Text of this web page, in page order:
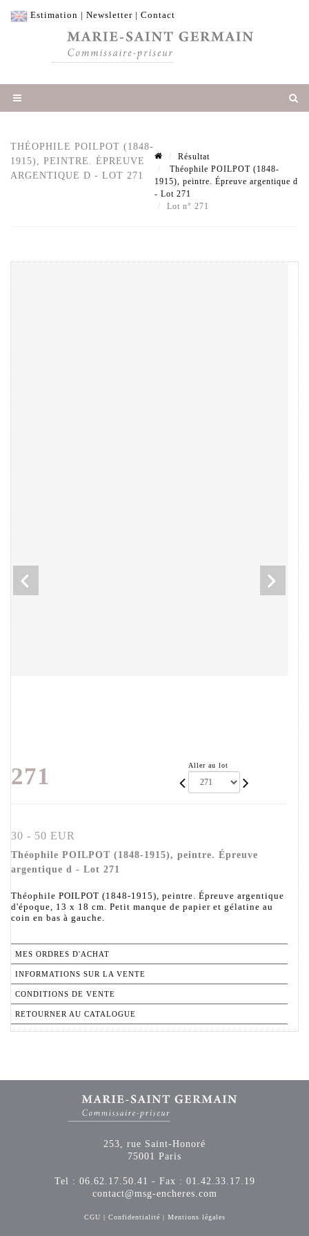
Estimation | Newsletter | Contact
THÉOPHILE POILPOT (1848-
1915), PEINTRE. ÉPREUVE
ARGENTIQUE D - LOT 271
Résultat
Théophile POILPOT (1848-
1915), peintre. Épreuve argentique d
- Lot 271
Lot n° 271
271 Aller au lot
30 - 50 EUR
Théophile POILPOT (1848-1915), peintre. Épreuve
argentique d - Lot 271
Théophile POILPOT (1848-1915), peintre. Épreuve argentique
d'époque, 13 x 18 cm. Petit manque de papier et gélatine au
coin en bas à gauche.
MES ORDRES D'ACHAT
INFORMATIONS SUR LA VENTE
CONDITIONS DE VENTE
RETOURNER AU CATALOGUE
253, rue Saint-Honoré
75001 Paris
Tel : 06.62.17.50.41 - Fax : 01.42.33.17.19
contact@msg-encheres.com
CGU | Confidentialité | Mentions légales